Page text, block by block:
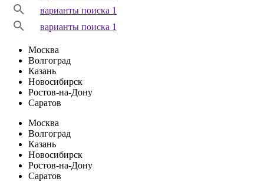
варианты поиска 1
варианты поиска 1
Москва
Волгоград
Казань
Новосибирск
Ростов-на-Дону
Саратов
Москва
Волгоград
Казань
Новосибирск
Ростов-на-Дону
Саратов